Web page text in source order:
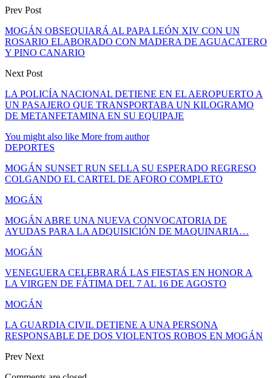
Prev Post
MOGÁN OBSEQUIARÁ AL PAPA LEÓN XIV CON UN
ROSARIO ELABORADO CON MADERA DE AGUACATERO
Y PINO CANARIO
Next Post
LA POLICÍA NACIONAL DETIENE EN EL AEROPUERTO A
UN PASAJERO QUE TRANSPORTABA UN KILOGRAMO
DE METANFETAMINA EN SU EQUIPAJE
You might also like More from author
DEPORTES
MOGÁN SUNSET RUN SELLA SU ESPERADO REGRESO
COLGANDO EL CARTEL DE AFORO COMPLETO
MOGÁN
MOGÁN ABRE UNA NUEVA CONVOCATORIA DE
AYUDAS PARA LA ADQUISICIÓN DE MAQUINARIA…
MOGÁN
VENEGUERA CELEBRARÁ LAS FIESTAS EN HONOR A
LA VIRGEN DE FÁTIMA DEL 7 AL 16 DE AGOSTO
MOGÁN
LA GUARDIA CIVIL DETIENE A UNA PERSONA
RESPONSABLE DE DOS VIOLENTOS ROBOS EN MOGÁN
Prev Next